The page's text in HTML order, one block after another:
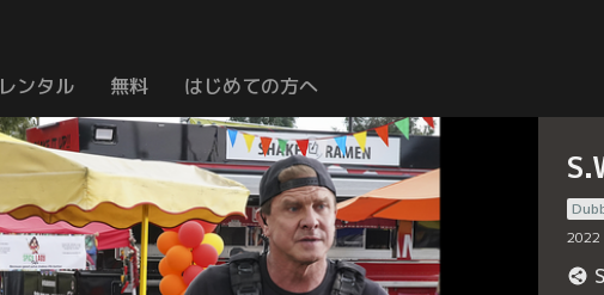
レンタル 無料 はじめての方へ
2022